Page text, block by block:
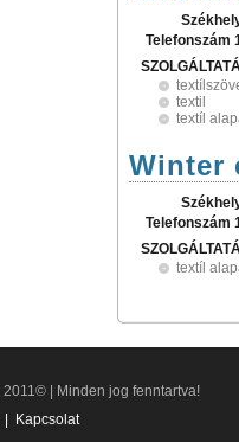
Telefonszám
textil
textíl
Winter
Telefonszám
textíl
| 2011© | Minden jog fenntartva!
Kapcsolat